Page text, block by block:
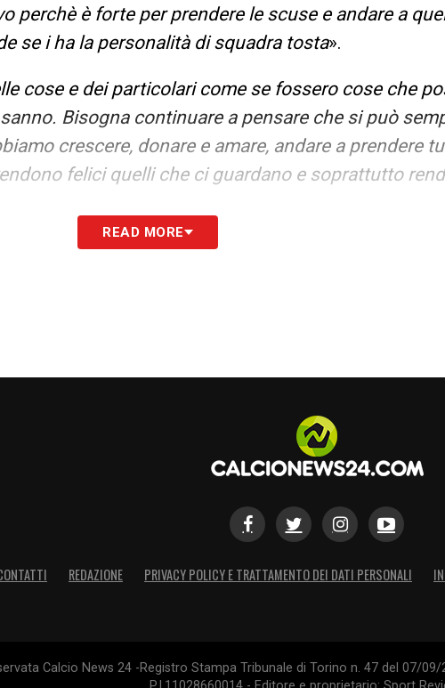
perchè è forte per prendere le scuse e andare a
se i ha la personalità di squadra tosta».
cose e dei particolari come se fossero cose che
Bisogna continuare a pensare che si può
crescere, donare e amare, andare a prendere
felici quelli che ci guardano e soprattutto
è soltanto un calciatore che deve riconoscere delle
«E’ stato l’abbraccio di una vittoria importantissima
di Vialli e Mancini a fine partita ».
READ MORE
REDAZIONE PRIVACY POLICY E TRATTAMENTO DEI DATI PERSONALI
Calcio News 24 -Registro Stampa Tribunale di Torino n. 47 del 07/